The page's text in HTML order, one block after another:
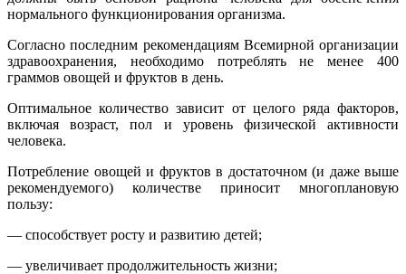
нормального функционирования организма.
Согласно последним рекомендациям Всемирной организации
здравоохранения, необходимо потреблять не менее 400
граммов овощей и фруктов в день.
Оптимальное количество зависит от целого ряда факторов,
включая возраст, пол и уровень физической активности
человека.
Потребление овощей и фруктов в достаточном (и даже выше
рекомендуемого) количестве приносит многоплановую
пользу:
— способствует росту и развитию детей;
— увеличивает продолжительность жизни;